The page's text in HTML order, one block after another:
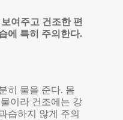
여주고 건조한 편
에 특히 주의한다.
히 물을 준다. 몸
이라 건조에는 강
습하지 않게 주의